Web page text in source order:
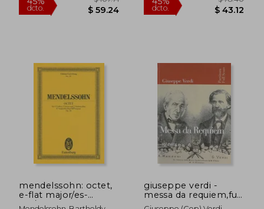
45%
dcto.
45%
dcto.
mendelssohn: octet,
e-flat major/es-
dur/mi-b majeur: for 4
giuseppe verdi -
messa da requiem,full
score